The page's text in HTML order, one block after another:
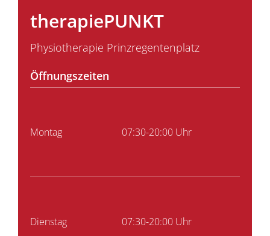
therapiePUNKT
Physiotherapie Prinzregentenplatz
Öffnungszeiten
Montag 07:30-20:00 Uhr
Dienstag 07:30-20:00 Uhr